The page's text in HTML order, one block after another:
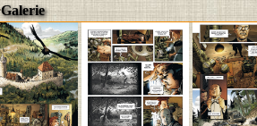
Galerie